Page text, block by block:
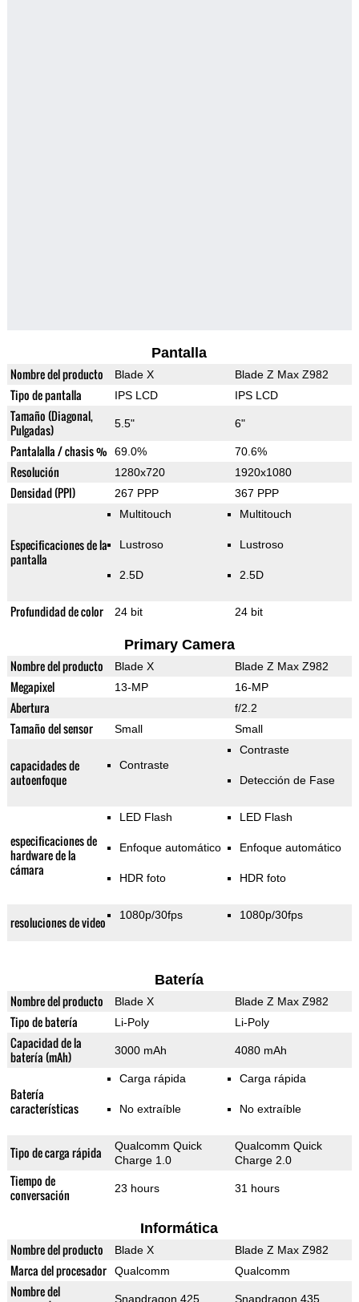
Pantalla
Nombre del producto Blade X Blade Z Max Z982
Tipo de pantalla IPS LCD IPS LCD
Tamaño (Diagonal,
Pulgadas)
5.5" 6"
Pantalalla / chasis % 69.0% 70.6%
Resolución 1280x720 1920x1080
Densidad (PPI) 267 PPP 367 PPP
Especificaciones de la
pantalla
Multitouch
Lustroso
2.5D
Multitouch
Lustroso
2.5D
Profundidad de color 24 bit 24 bit
Primary Camera
Nombre del producto Blade X Blade Z Max Z982
Megapixel 13-MP 16-MP
Abertura f/2.2
Tamaño del sensor Small Small
capacidades de
autoenfoque
Contraste
Contraste
Detección de Fase
especificaciones de
hardware de la
cámara
LED Flash
Enfoque automático
HDR foto
LED Flash
Enfoque automático
HDR foto
resoluciones de video 1080p/30fps 1080p/30fps
Batería
Nombre del producto Blade X Blade Z Max Z982
Tipo de batería Li-Poly Li-Poly
Capacidad de la
batería (mAh)
3000 mAh 4080 mAh
Batería
características
Carga rápida
No extraíble
Carga rápida
No extraíble
Tipo de carga rápida
Qualcomm Quick
Charge 1.0
Qualcomm Quick
Charge 2.0
Tiempo de
conversación
23 hours 31 hours
Informática
Nombre del producto Blade X Blade Z Max Z982
Marca del procesador Qualcomm Qualcomm
Nombre del
Snapdragon 425 Snapdragon 435